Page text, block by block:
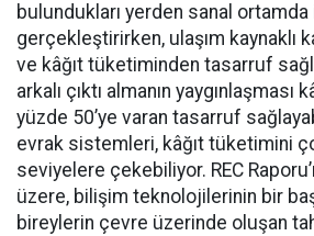
bulundukları yerden sanal
gerçekleştirirken, ulaşım kaynaklı
ve kâğıt tüketiminden tasarruf
arkalı çıktı almanın yaygınlaşması
yüzde 50’ye varan tasarruf
evrak sistemleri, kâğıt tüketimini
seviyelere çekebiliyor. REC
üzere, bilişim teknolojilerinin bir
bireylerin çevre üzerinde oluşan